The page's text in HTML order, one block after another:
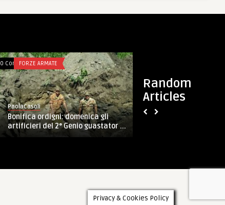
Random
Articles
0 CommentsFORZE ARMATE
PaolaCasoli
Bonifica ordigni: domenica gli
artificieri del 2° Genio guastator ...
Privacy & Cookies Policy